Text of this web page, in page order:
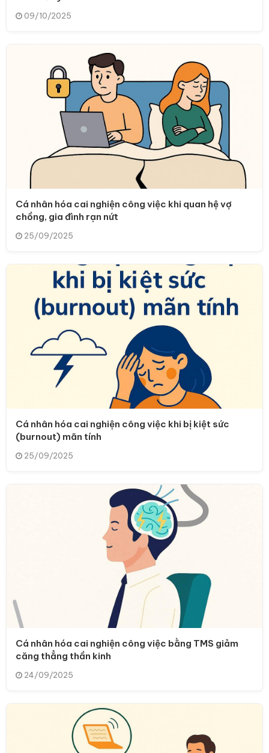
09/10/2025
Cá nhân hóa cai nghiện công việc khi quan hệ vợ
chồng, gia đình rạn nứt
25/09/2025
Cá nhân hóa cai nghiện công việc khi bị kiệt sức
(burnout) mãn tính
25/09/2025
Cá nhân hóa cai nghiện công việc bằng TMS giảm
căng thẳng thần kinh
24/09/2025